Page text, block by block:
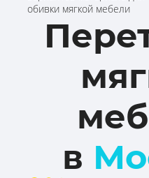
обивки мягкой мебели
в